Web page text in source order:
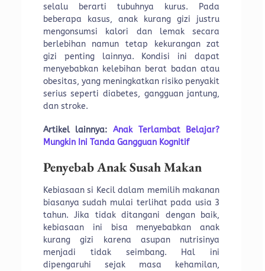
selalu berarti tubuhnya kurus. Pada
beberapa kasus, anak kurang gizi justru
mengonsumsi kalori dan lemak secara
berlebihan namun tetap kekurangan zat
gizi penting lainnya. Kondisi ini dapat
menyebabkan kelebihan berat badan atau
obesitas, yang meningkatkan risiko penyakit
serius seperti diabetes, gangguan jantung,
dan stroke.
Artikel lainnya: Anak Terlambat Belajar?
Mungkin Ini Tanda Gangguan Kognitif
Penyebab Anak Susah Makan
Kebiasaan si Kecil dalam memilih makanan
biasanya sudah mulai terlihat pada usia 3
tahun. Jika tidak ditangani dengan baik,
kebiasaan ini bisa menyebabkan anak
kurang gizi karena asupan nutrisinya
menjadi tidak seimbang. Hal ini
dipengaruhi sejak masa kehamilan,